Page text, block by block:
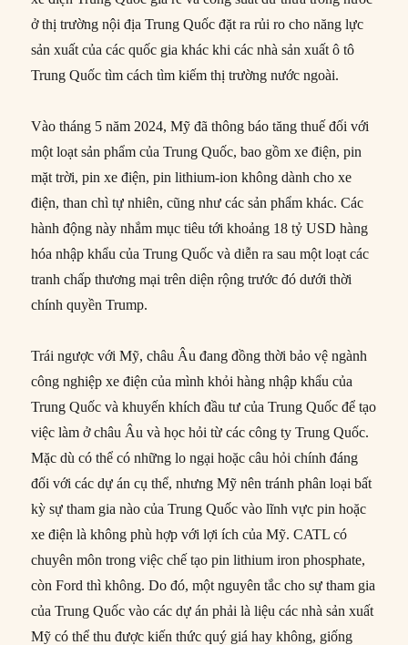
ở thị trường nội địa Trung Quốc đặt ra rủi ro cho năng lực
sản xuất của các quốc gia khác khi các nhà sản xuất ô tô
Trung Quốc tìm cách tìm kiếm thị trường nước ngoài.
Vào tháng 5 năm 2024, Mỹ đã thông báo tăng thuế đối với
một loạt sản phẩm của Trung Quốc, bao gồm xe điện, pin
mặt trời, pin xe điện, pin lithium-ion không dành cho xe
điện, than chì tự nhiên, cũng như các sản phẩm khác. Các
hành động này nhắm mục tiêu tới khoảng 18 tỷ USD hàng
hóa nhập khẩu của Trung Quốc và diễn ra sau một loạt các
tranh chấp thương mại trên diện rộng trước đó dưới thời
chính quyền Trump.
Trái ngược với Mỹ, châu Âu đang đồng thời bảo vệ ngành
công nghiệp xe điện của mình khỏi hàng nhập khẩu của
Trung Quốc và khuyến khích đầu tư của Trung Quốc để tạo
việc làm ở châu Âu và học hỏi từ các công ty Trung Quốc.
Mặc dù có thể có những lo ngại hoặc câu hỏi chính đáng
đối với các dự án cụ thể, nhưng Mỹ nên tránh phân loại bất
kỳ sự tham gia nào của Trung Quốc vào lĩnh vực pin hoặc
xe điện là không phù hợp với lợi ích của Mỹ. CATL có
chuyên môn trong việc chế tạo pin lithium iron phosphate,
còn Ford thì không. Do đó, một nguyên tắc cho sự tham gia
của Trung Quốc vào các dự án phải là liệu các nhà sản xuất
Mỹ có thể thu được kiến thức quý giá hay không, giống